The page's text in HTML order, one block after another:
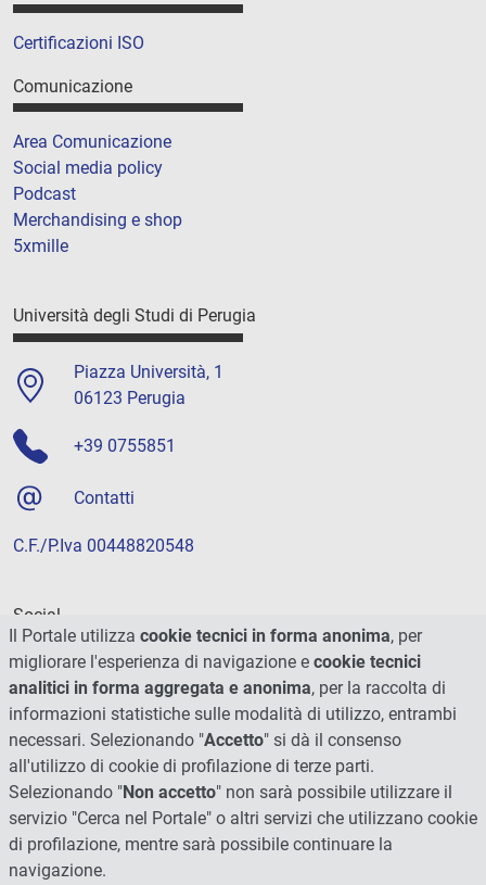
Certificazioni ISO
Comunicazione
Area Comunicazione
Social media policy
Podcast
Merchandising e shop
5xmille
Università degli Studi di Perugia
Piazza Università, 1
06123 Perugia
+39 0755851
Contatti
C.F./P.Iva 00448820548
Social
Il Portale utilizza cookie tecnici in forma anonima, per
migliorare l'esperienza di navigazione e cookie tecnici
analitici in forma aggregata e anonima, per la raccolta di
informazioni statistiche sulle modalità di utilizzo, entrambi
necessari. Selezionando "Accetto" si dà il consenso
all'utilizzo di cookie di profilazione di terze parti.
Selezionando "Non accetto" non sarà possibile utilizzare il
servizio "Cerca nel Portale" o altri servizi che utilizzano cookie
di profilazione, mentre sarà possibile continuare la
navigazione.